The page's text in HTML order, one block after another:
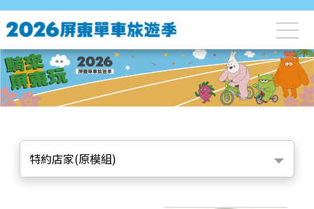
特約店家(原模組)